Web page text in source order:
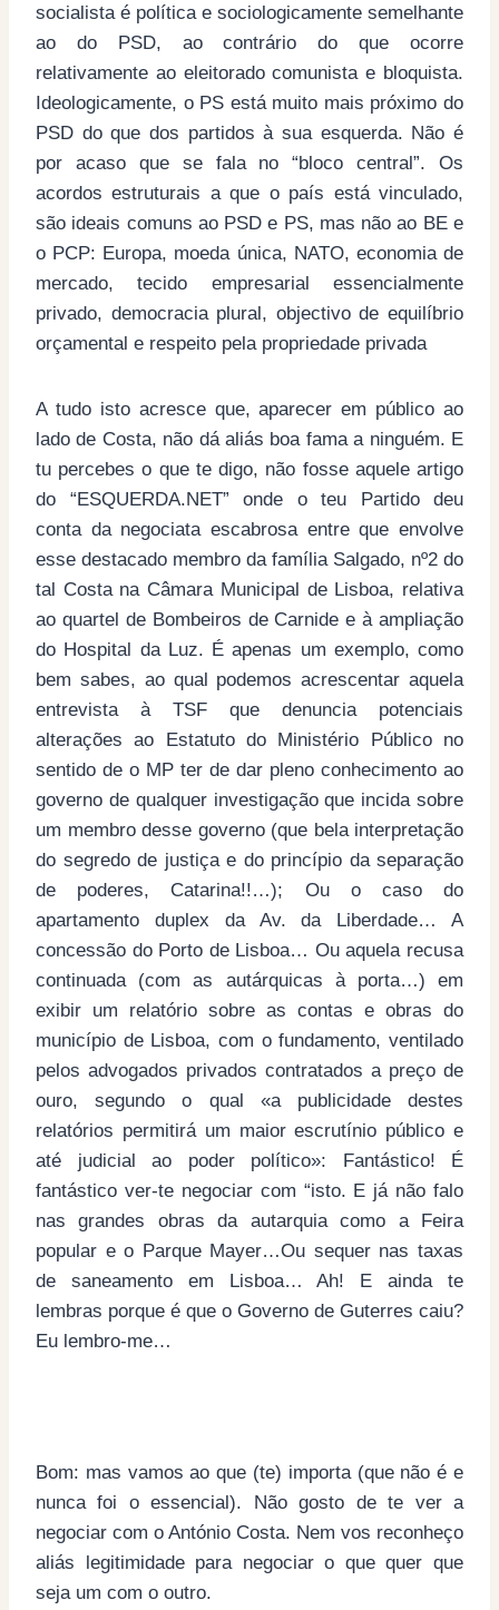
socialista é política e sociologicamente semelhante
ao do PSD, ao contrário do que ocorre
relativamente ao eleitorado comunista e bloquista.
Ideologicamente, o PS está muito mais próximo do
PSD do que dos partidos à sua esquerda. Não é
por acaso que se fala no “bloco central”. Os
acordos estruturais a que o país está vinculado,
são ideais comuns ao PSD e PS, mas não ao BE e
o PCP: Europa, moeda única, NATO, economia de
mercado, tecido empresarial essencialmente
privado, democracia plural, objectivo de equilíbrio
orçamental e respeito pela propriedade privada
A tudo isto acresce que, aparecer em público ao
lado de Costa, não dá aliás boa fama a ninguém. E
tu percebes o que te digo, não fosse aquele artigo
do “ESQUERDA.NET” onde o teu Partido deu
conta da negociata escabrosa entre que envolve
esse destacado membro da família Salgado, nº2 do
tal Costa na Câmara Municipal de Lisboa, relativa
ao quartel de Bombeiros de Carnide e à ampliação
do Hospital da Luz. É apenas um exemplo, como
bem sabes, ao qual podemos acrescentar aquela
entrevista à TSF que denuncia potenciais
alterações ao Estatuto do Ministério Público no
sentido de o MP ter de dar pleno conhecimento ao
governo de qualquer investigação que incida sobre
um membro desse governo (que bela interpretação
do segredo de justiça e do princípio da separação
de poderes, Catarina!!…); Ou o caso do
apartamento duplex da Av. da Liberdade… A
concessão do Porto de Lisboa… Ou aquela recusa
continuada (com as autárquicas à porta…) em
exibir um relatório sobre as contas e obras do
município de Lisboa, com o fundamento, ventilado
pelos advogados privados contratados a preço de
ouro, segundo o qual «a publicidade destes
relatórios permitirá um maior escrutínio público e
até judicial ao poder político»: Fantástico! É
fantástico ver-te negociar com “isto. E já não falo
nas grandes obras da autarquia como a Feira
popular e o Parque Mayer…Ou sequer nas taxas
de saneamento em Lisboa… Ah! E ainda te
lembras porque é que o Governo de Guterres caiu?
Eu lembro-me…
Bom: mas vamos ao que (te) importa (que não é e
nunca foi o essencial). Não gosto de te ver a
negociar com o António Costa. Nem vos reconheço
aliás legitimidade para negociar o que quer que
seja um com o outro.